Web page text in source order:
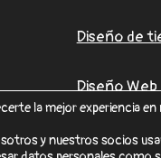
Diseño de
Diseño Web
la mejor experiencia en
y nuestros socios